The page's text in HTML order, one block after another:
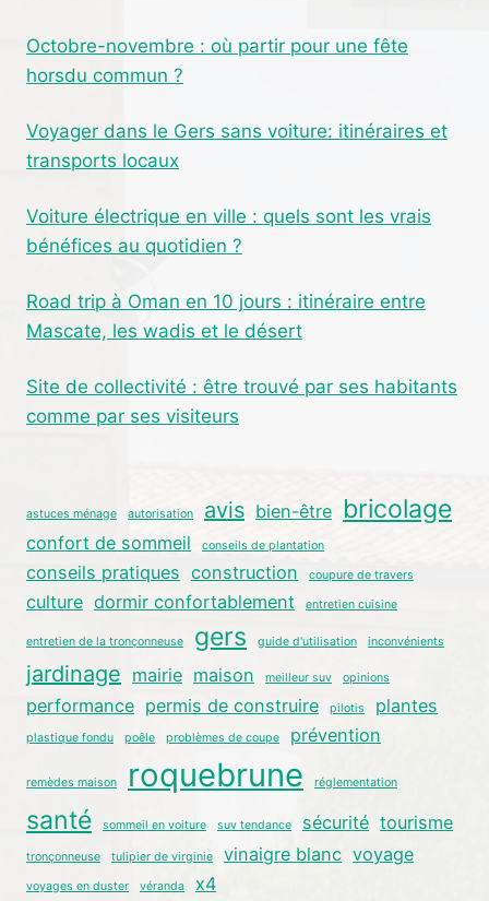
ÉVÉNEMENT
INCONTOURNABLE
Octobre-novembre : où partir pour une fête
horsdu commun ?
Voyager dans le Gers sans voiture: itinéraires et
transports locaux
Voiture électrique en ville : quels sont les vrais
bénéfices au quotidien ?
Road trip à Oman en 10 jours : itinéraire entre
Mascate, les wadis et le désert
Site de collectivité : être trouvé par ses habitants
comme par ses visiteurs
astuces ménage autorisation avis bien-être bricolage
confort de sommeil conseils de plantation
conseils pratiques construction coupure de travers
culture dormir confortablement entretien cuisine
entretien de la tronçonneuse gers guide d'utilisation inconvénients
jardinage mairie maison meilleur suv opinions
performance permis de construire pilotis plantes
plastique fondu poêle problèmes de coupe prévention
remèdes maison roquebrune réglementation
santé sommeil en voiture suv tendance sécurité tourisme
tronçonneuse tulipier de virginie vinaigre blanc voyage
voyages en duster véranda x4